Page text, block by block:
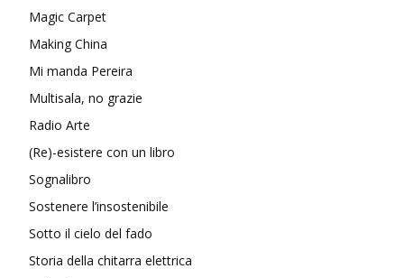
Magic Carpet
Making China
Mi manda Pereira
Multisala, no grazie
Radio Arte
(Re)-esistere con un libro
Sognalibro
Sostenere l’insostenibile
Sotto il cielo del fado
Storia della chitarra elettrica